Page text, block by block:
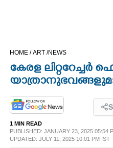
HOME /ART /NEWS
കേരള ലിറ്ററേച്ചർ
1 MIN READ
PUBLISHED: JANUARY 23, 2025 05:54
UPDATED: JULY 11, 2025 10:01 PM IST